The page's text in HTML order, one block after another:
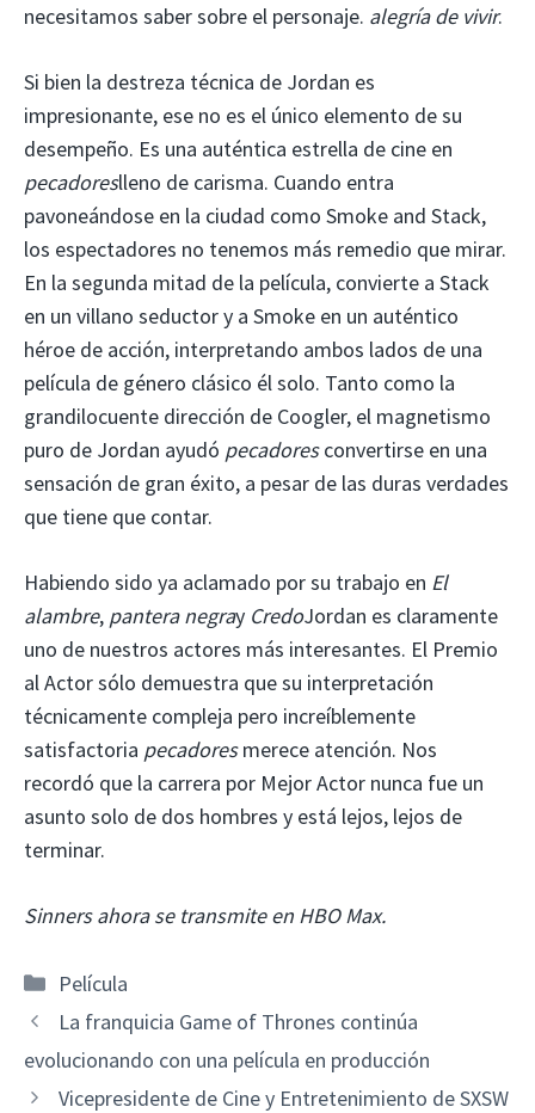
necesitamos saber sobre el personaje. alegría de vivir.
Si bien la destreza técnica de Jordan es
impresionante, ese no es el único elemento de su
desempeño. Es una auténtica estrella de cine en
pecadoreslleno de carisma. Cuando entra
pavoneándose en la ciudad como Smoke and Stack,
los espectadores no tenemos más remedio que mirar.
En la segunda mitad de la película, convierte a Stack
en un villano seductor y a Smoke en un auténtico
héroe de acción, interpretando ambos lados de una
película de género clásico él solo. Tanto como la
grandilocuente dirección de Coogler, el magnetismo
puro de Jordan ayudó pecadoresconvertirse en una
sensación de gran éxito, a pesar de las duras verdades
que tiene que contar.
Habiendo sido ya aclamado por su trabajo en El
alambre, pantera negray CredoJordan es claramente
uno de nuestros actores más interesantes. El Premio
al Actor sólo demuestra que su interpretación
técnicamente compleja pero increíblemente
satisfactoria pecadoresmerece atención. Nos
recordó que la carrera por Mejor Actor nunca fue un
asunto solo de dos hombres y está lejos, lejos de
terminar.
Sinners ahora se transmite en HBO Max.
Categorías
Película
La franquicia Game of Thrones continúa
evolucionando con una película en producción
Vicepresidente de Cine y Entretenimiento de SXSW